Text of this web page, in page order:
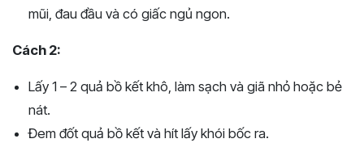
mũi, đau đầu và có giấc ngủ ngon.
Cách 2:
Lấy 1 – 2 quả bồ kết khô, làm sạch và giã nhỏ hoặc bẻ
nát.
Đem đốt quả bồ kết và hít lấy khói bốc ra.